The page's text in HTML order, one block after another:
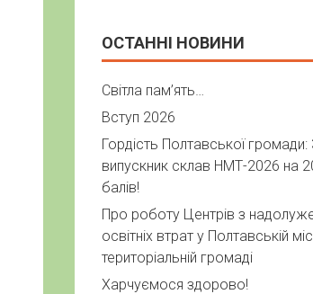
ОСТАННІ НОВИНИ
Світла пам’ять…
Вступ 2026
Гордість Полтавської громади:
випускник склав НМТ-2026 на
балів!
Про роботу Центрів з
освітніх втрат у Полтавській
територіальній громаді
Харчуємося здорово!